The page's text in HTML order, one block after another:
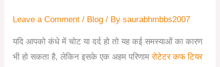
Leave a Comment / Blog / Bysaurabhmbbs2007
यदि आपको कंधे में चोट या दर्द हो तो यह कई समस्याओं का कारण
भी हो सकता है, लेकिन इसके एक अहम परिणामरोटेटर कफ टियर